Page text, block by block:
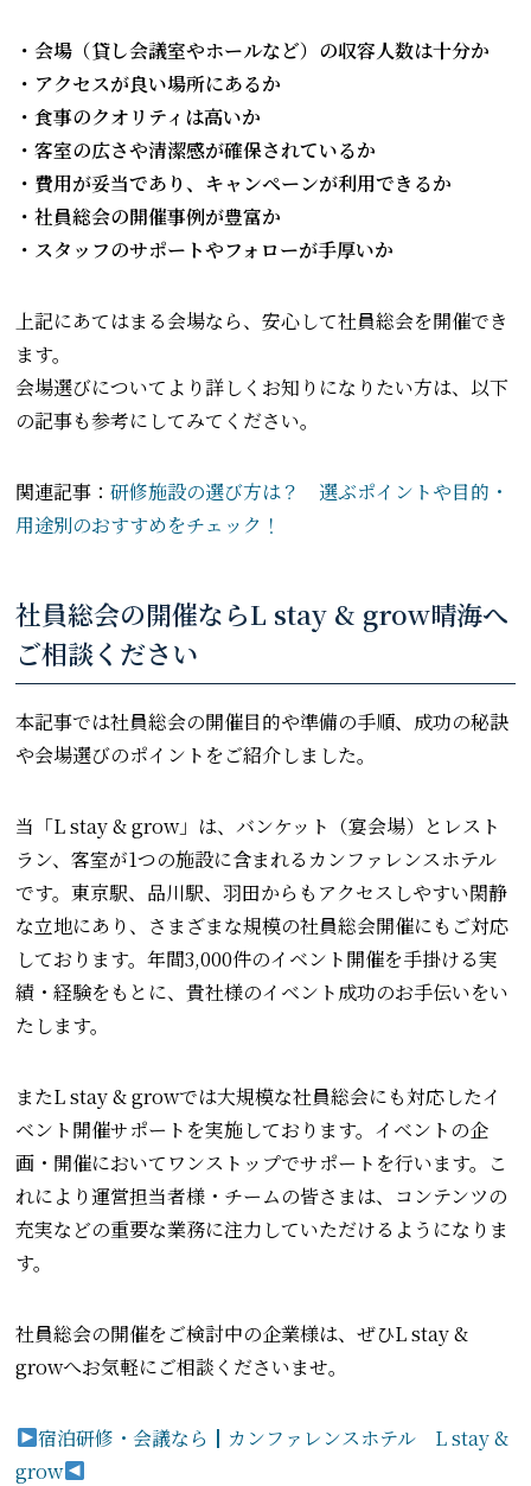
・会場（貸し会議室やホールなど）の収容人数は十分か
・アクセスが良い場所にあるか
・食事のクオリティは高いか
・客室の広さや清潔感が確保されているか
・費用が妥当であり、キャンペーンが利用できるか
・社員総会の開催事例が豊富か
・スタッフのサポートやフォローが手厚いか
上記にあてはまる会場なら、安心して社員総会を開催でき
ます。
会場選びについてより詳しくお知りになりたい方は、以下
の記事も参考にしてみてください。
関連記事：研修施設の選び方は？ 選ぶポイントや目的・
用途別のおすすめをチェック！
社員総会の開催ならL stay & grow晴海へ
ご相談ください
本記事では社員総会の開催目的や準備の手順、成功の秘訣
や会場選びのポイントをご紹介しました。
当「L stay & grow」は、バンケット（宴会場）とレスト
ラン、客室が1つの施設に含まれるカンファレンスホテル
です。東京駅、品川駅、羽田からもアクセスしやすい閑静
な立地にあり、さまざまな規模の社員総会開催にもご対応
しております。年間3,000件のイベント開催を手掛ける実
績・経験をもとに、貴社様のイベント成功のお手伝いをい
たします。
またL stay & growでは大規模な社員総会にも対応したイ
ベント開催サポートを実施しております。イベントの企
画・開催においてワンストップでサポートを行います。こ
れにより運営担当者様・チームの皆さまは、コンテンツの
充実などの重要な業務に注力していただけるようになりま
す。
社員総会の開催をご検討中の企業様は、ぜひL stay &
growへお気軽にご相談くださいませ。
宿泊研修・会議なら┃カンファレンスホテル L stay &
grow